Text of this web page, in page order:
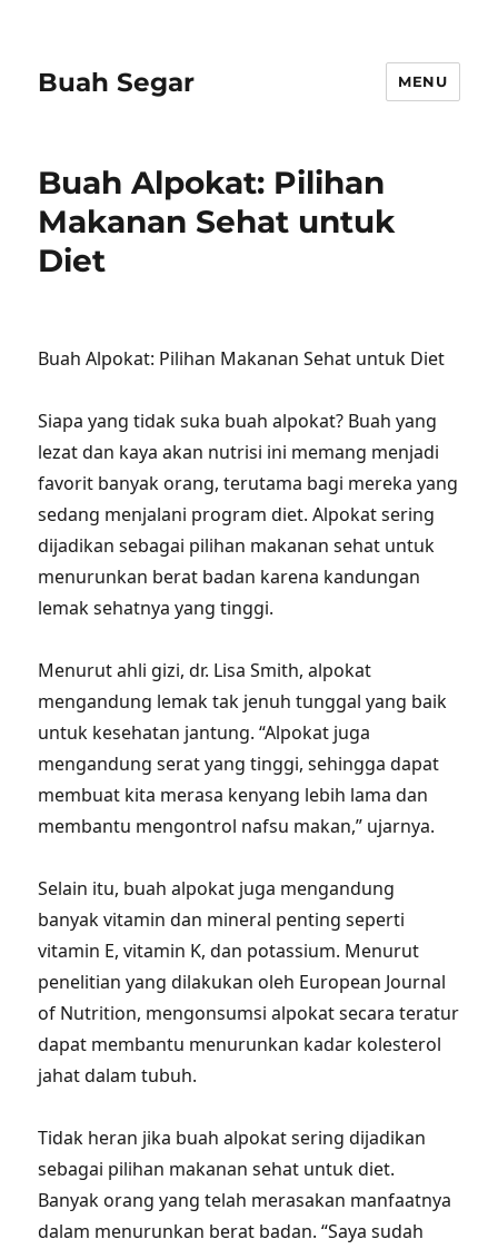
Buah Segar MENU
Buah Alpokat: Pilihan
Makanan Sehat untuk
Diet
Buah Alpokat: Pilihan Makanan Sehat untuk Diet
Siapa yang tidak suka buah alpokat? Buah yang
lezat dan kaya akan nutrisi ini memang menjadi
favorit banyak orang, terutama bagi mereka yang
sedang menjalani program diet. Alpokat sering
dijadikan sebagai pilihan makanan sehat untuk
menurunkan berat badan karena kandungan
lemak sehatnya yang tinggi.
Menurut ahli gizi, dr. Lisa Smith, alpokat
mengandung lemak tak jenuh tunggal yang baik
untuk kesehatan jantung. “Alpokat juga
mengandung serat yang tinggi, sehingga dapat
membuat kita merasa kenyang lebih lama dan
membantu mengontrol nafsu makan,” ujarnya.
Selain itu, buah alpokat juga mengandung
banyak vitamin dan mineral penting seperti
vitamin E, vitamin K, dan potassium. Menurut
penelitian yang dilakukan oleh European Journal
of Nutrition, mengonsumsi alpokat secara teratur
dapat membantu menurunkan kadar kolesterol
jahat dalam tubuh.
Tidak heran jika buah alpokat sering dijadikan
sebagai pilihan makanan sehat untuk diet.
Banyak orang yang telah merasakan manfaatnya
dalam menurunkan berat badan. “Saya sudah